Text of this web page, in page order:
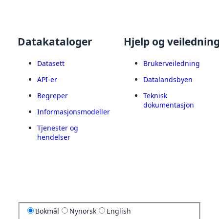
Datakataloger
Datasett
API-er
Begreper
Informasjonsmodeller
Tjenester og
hendelser
Hjelp og
Brukerveiledning
Datalandsbyen
Teknisk
dokumentasjon
Bokmål Nynorsk English